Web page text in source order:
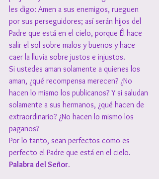
les digo: Amen a sus enemigos, rueguen
por sus perseguidores; así serán hijos del
Padre que está en el cielo, porque Él hace
salir el sol sobre malos y buenos y hace
caer la lluvia sobre justos e injustos.
Si ustedes aman solamente a quienes los
aman, ¿qué recompensa merecen? ¿No
hacen lo mismo los publicanos? Y si saludan
solamente a sus hermanos, ¿qué hacen de
extraordinario? ¿No hacen lo mismo los
paganos?
Por lo tanto, sean perfectos como es
perfecto el Padre que está en el cielo.
Palabra del Señor.